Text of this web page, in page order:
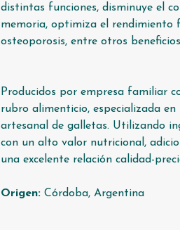
distintas funciones, disminuye el
memoria, optimiza el rendimiento
osteoporosis, entre otros
Producidos por empresa familiar
rubro alimenticio, especializada en
artesanal de galletas. Utilizando
con un alto valor nutricional,
una excelente relación calidad-
Origen:Córdoba, Argentina